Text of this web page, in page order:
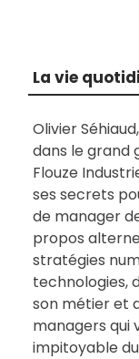
La vie
Olivier
dans le grand
Flouze
ses secrets
de manager
propos
stratégies
technologies,
son métier et
managers qui
impitoyable